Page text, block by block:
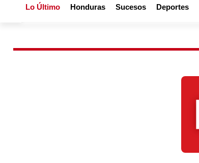
Lo Último Honduras Sucesos Deportes